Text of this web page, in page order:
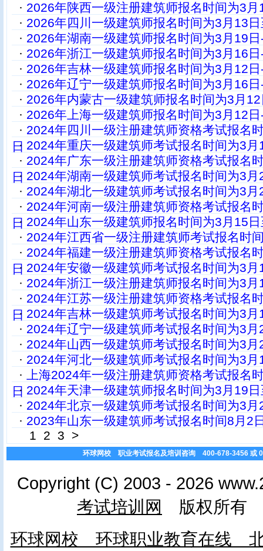
· 2026年陕西一级注册建筑师报名时间为3月
· 2026年四川一级建筑师报名时间为3月13
· 2026年湖南一级建筑师报名时间为3月19
· 2026年浙江一级建筑师报名时间为3月16
· 2026年吉林一级建筑师报名时间为3月12
· 2026年辽宁一级建筑师报名时间为3月16
· 2026年内蒙古一级建筑师报名时间为3月
· 2026年上海一级建筑师报名时间为3月12
· 2024年四川一级注册建筑师资格考试报名
日
· 2024年重庆一级建筑师考试报名时间为3
· 2024年广东一级注册建筑师资格考试报名
日
· 2024年湖南一级建筑师考试报名时间为3
· 2024年湖北一级建筑师考试报名时间为3
· 2024年河南一级注册建筑师资格考试报名
日
· 2024年山东一级建筑师报名时间为3月15
· 2024年江西省一级注册建筑师考试报名时
· 2024年福建一级注册建筑师资格考试报名
日
· 2024年安徽一级建筑师考试报名时间为3
· 2024年浙江一级注册建筑师报名时间为3
· 2024年江苏一级注册建筑师资格考试报名
日
· 2024年吉林一级建筑师考试报名时间为3
· 2024年辽宁一级建筑师考试报名时间为3
· 2024年山西一级建筑师考试报名时间为3
· 2024年河北一级建筑师考试报名时间为3
·
上海2024年一级注册建筑师资格考试报名
日
· 2024年天津一级建筑师报名时间为3月19
· 2024年北京一级建筑师考试报名时间为3
· 2023年山东一级建筑师考试报名时间8月2
1
2 3 >
环球网校 职业考试报名及培训咨询 400-678-3456 或
Copyright (C) 2003 - 2026
考试培训网 版权所有
环球网校 环球职业教育在线 北